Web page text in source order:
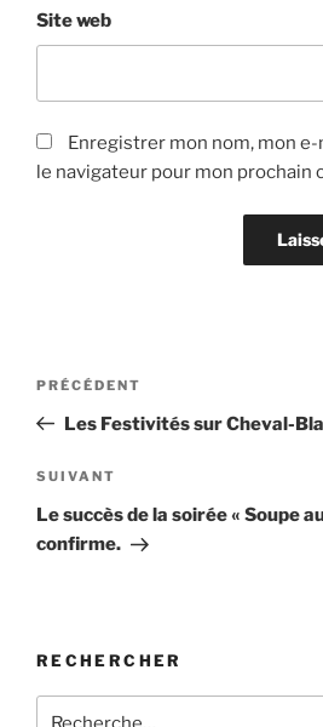
Site web
Enregistrer mon nom, mon
le navigateur pour mon prochain
PRÉCÉDENT
Les Festivités sur Cheval-
SUIVANT
Le succès de la soirée « Soupe
confirme.
RECHERCHER